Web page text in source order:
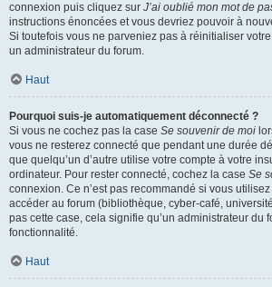
connexion puis cliquez sur J’ai oublié mon mot de
instructions énoncées et vous devriez pouvoir à
Si toutefois vous ne parveniez pas à réinitialiser
un administrateur du forum.
Haut
Pourquoi suis-je automatiquement déconnecté ?
Si vous ne cochez pas la case Se souvenir de moi
vous ne resterez connecté que pendant une durée
que quelqu’un d’autre utilise votre compte à votre
ordinateur. Pour rester connecté, cochez la case Se
connexion. Ce n’est pas recommandé si vous
accéder au forum (bibliothèque, cyber-café,
pas cette case, cela signifie qu’un administrateur du
fonctionnalité.
Haut